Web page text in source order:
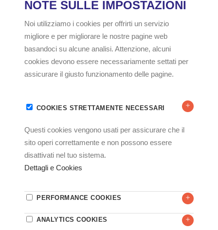
Calliphora
spp .,Sarcophaga spp.).
DESTINAZIONE D’USO
È possibile installarla in aziende alimentari, magazzini,
cucine, ristoranti, pub e tutti quei luoghi in cui il cibo
viene lavorato e stoccato o dove la presenza di insetti
L’installazione e la periodica ispezione di TRAPLIGHT
monitoraggio degli insetti nei luoghi di produzione,
conservazione e somministrazione degli alimenti
soggetti alla Norma UNI 11381:2010 e al tempo stesso
una
all’interno dei locali ad un massimo di 2 m di altezza,
distante da fonti luminose, in un luogo non soggetto a
corrente d’aria e lontano da fonti di vapore e superfici